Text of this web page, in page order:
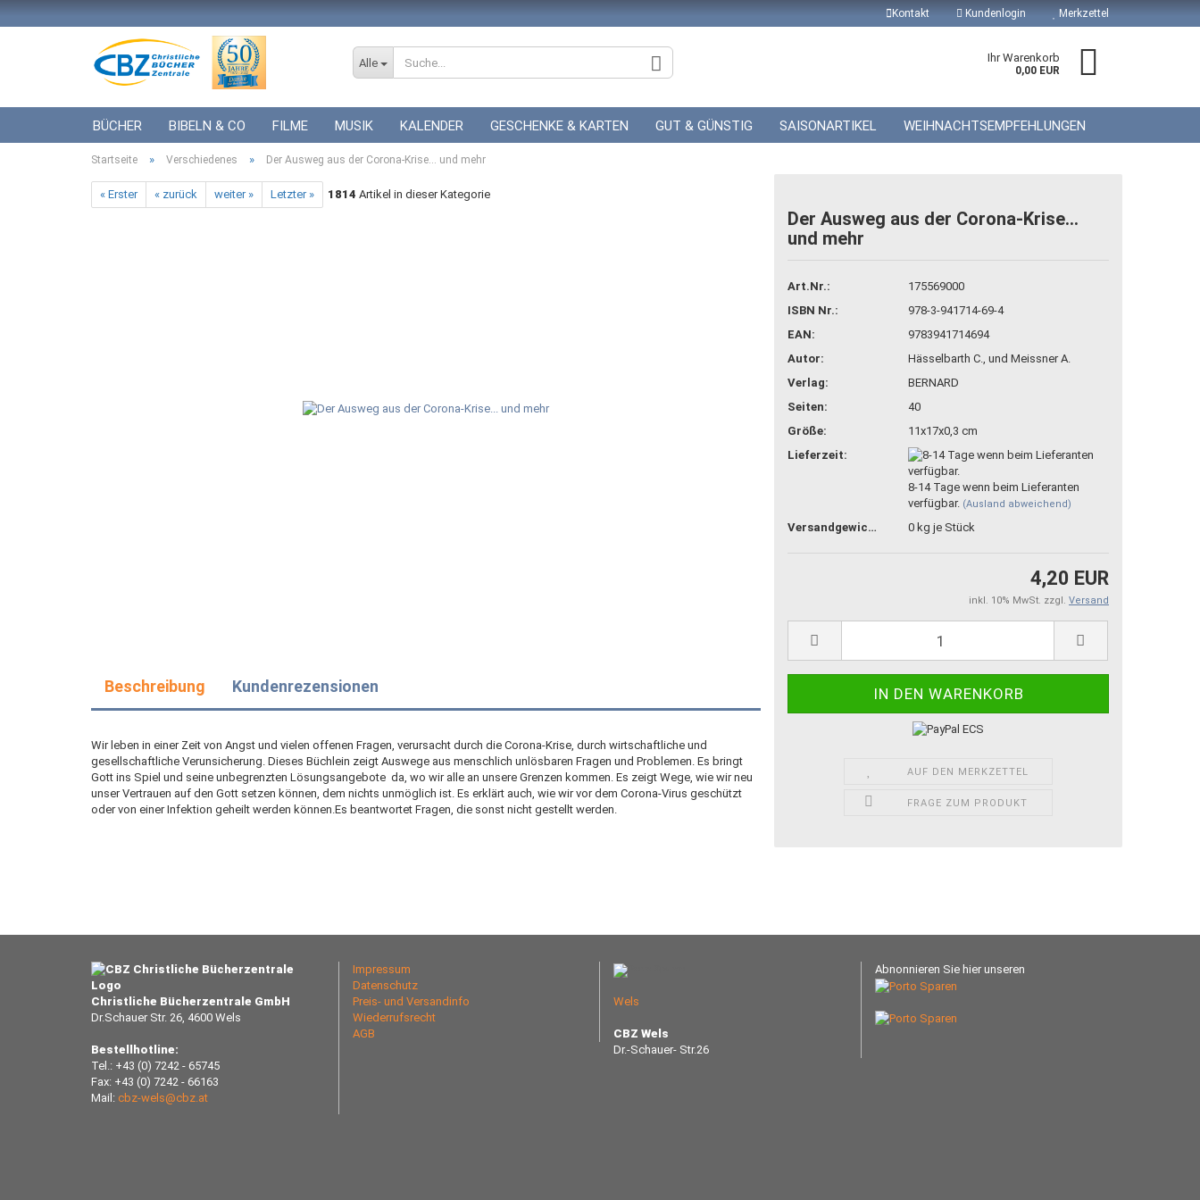
Kontakt Kundenlogin
Passwort vergessen?
Merkzettel
Alle Ihr Warenkorb
0,00 EUR
BÜCHER BIBELN & CO FILME MUSIK KALENDER GESCHENKE & KARTEN GUT & GÜNSTIG SAISONARTIKEL WEIHNACHTSEMPFEHLUNGEN
ICF BÜCHER VERSCHIEDENES GESCHENKE ZUR HOCHZEIT
Startseite » Verschiedenes » Der Ausweg aus der Corona-Krise... und mehr
« Erster « zurück weiter » Letzter » 1814 Artikel in dieser Kategorie
Der Ausweg aus der Corona-Krise...
und mehr
Art.Nr.:
175569000
ISBN Nr.:
978-3-941714-69-4
EAN:
9783941714694
Autor:
Hässelbarth C., und Meissner A.
Verlag:
BERNARD
Seiten:
40
Größe:
11x17x0,3 cm
Lieferzeit:
8-14 Tage wenn beim Lieferanten
verfügbar. (Ausland abweichend)
Versandgewicht: 0 kg je Stück
4,20 EUR
inkl. 10% MwSt. zzgl. Versand
AUF DEN MERKZETTEL
FRAGE ZUM PRODUKT
Beschreibung Kundenrezensionen
Wir leben in einer Zeit von Angst und vielen offenen Fragen, verursacht durch die Corona-Krise, durch wirtschaftliche und
gesellschaftliche Verunsicherung. Dieses Büchlein zeigt Auswege aus menschlich unlösbaren Fragen und Problemen. Es bringt
Gott ins Spiel und seine unbegrenzten Lösungsangebote  da, wo wir alle an unsere Grenzen kommen. Es zeigt Wege, wie wir neu
unser Vertrauen auf den Gott setzen können, dem nichts unmöglich ist. Es erklärt auch, wie wir vor dem Corona-Virus geschützt
oder von einer Infektion geheilt werden können.Es beantwortet Fragen, die sonst nicht gestellt werden.
Christliche Bücherzentrale GmbH
Dr.Schauer Str. 26, 4600 Wels
Bestellhotline:
Tel.: +43 (0) 7242 - 65745
Fax: +43 (0) 7242 - 66163
Mail: cbz-wels@cbz.at
Impressum
Datenschutz
Preis- und Versandinfo
Wiederrufsrecht
AGB
Wels
CBZ Wels
Dr.-Schauer- Str.26
Abnonnieren Sie hier unseren